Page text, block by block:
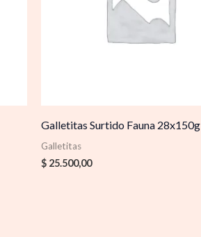
Galletitas Surtido Fauna 28x150g
Galletitas
$ 25.500,00